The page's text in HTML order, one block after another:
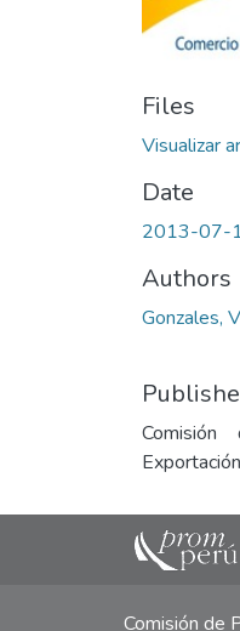
Files
Visualizar
Date
2013-07-
Authors
Gonzales,
Comisión de